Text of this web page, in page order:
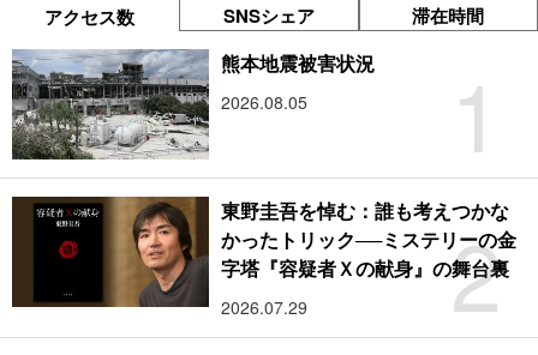
アクセス数 SNSシェア 滞在時間
1
熊本地震被害状況
2026.08.05
2
東野圭吾を悼む：誰も考えつかな
かったトリック──ミステリーの金
字塔『容疑者Ｘの献身』の舞台裏
2026.07.29